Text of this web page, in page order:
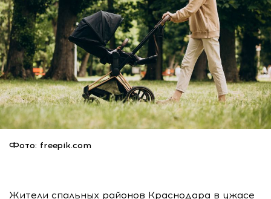
Фото: freepik.com
Жители спальных районов Краснодара в ужасе